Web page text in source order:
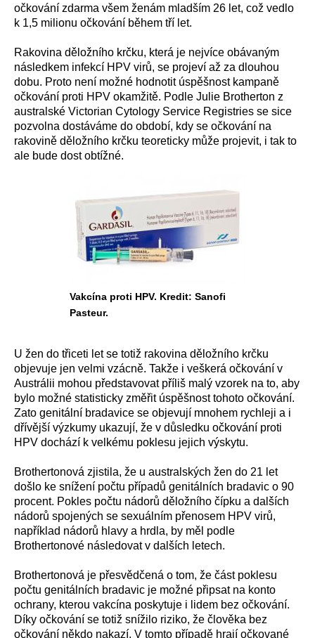
očkování zdarma všem ženám mladším 26 let, což vedlo
k 1,5 milionu očkování během tří let.
Rakovina děložního krčku, která je nejvíce obávaným
následkem infekcí HPV virů, se projeví až za dlouhou
dobu. Proto není možné hodnotit úspěšnost kampaně
očkování proti HPV okamžitě. Podle Julie Brotherton z
australské Victorian Cytology Service Registries se sice
pozvolna dostáváme do období, kdy se očkování na
rakovině děložního krčku teoreticky může projevit, i tak to
ale bude dost obtížné.
Vakcína proti HPV. Kredit: Sanofi
Pasteur.
U žen do třiceti let se totiž rakovina děložního krčku
objevuje jen velmi vzácně. Takže i veškerá očkování v
Austrálii mohou představovat příliš malý vzorek na to, aby
bylo možné statisticky změřit úspěšnost tohoto očkování.
Zato genitální bradavice se objevují mnohem rychleji a i
dřívější výzkumy ukazují, že v důsledku očkování proti
HPV dochází k velkému poklesu jejich výskytu.
Brothertonová zjistila, že u australských žen do 21 let
došlo ke snížení počtu případů genitálních bradavic o 90
procent. Pokles počtu nádorů děložního čípku a dalších
nádorů spojených se sexuálním přenosem HPV virů,
například nádorů hlavy a hrdla, by měl podle
Brothertonové následovat v dalších letech.
Brothertonová je přesvědčená o tom, že část poklesu
počtu genitálních bradavic je možné připsat na konto
ochrany, kterou vakcína poskytuje i lidem bez očkování.
Díky očkování se totiž snížilo riziko, že člověka bez
očkování někdo nakazí. V tomto případě hrají očkované